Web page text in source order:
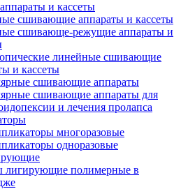
и кассеты
сшивающие аппараты и кассеты
сшивающе-режущие аппараты и
линейные сшивающие
и кассеты
сшивающие аппараты
сшивающие аппараты для
и лечения пролапса
многоразовые
одноразовые
лигирующие полимерные в